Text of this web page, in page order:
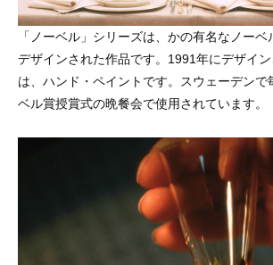
「ノーベル」シリーズは、かの有名なノー
デザインされた作品です。1991年にデザイ
は、ハンド・ペイントです。スウェーデンで
ベル賞授賞式の晩餐会で使用されています。